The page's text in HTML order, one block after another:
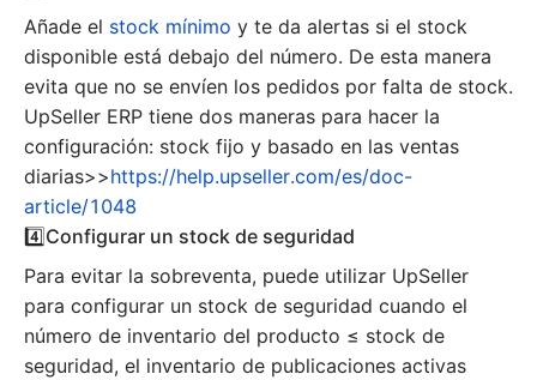
Añade el stock mínimo y te da alertas si el stock
disponible está debajo del número. De esta manera
evita que no se envíen los pedidos por falta de stock.
UpSeller ERP tiene dos maneras para hacer la
configuración: stock fijo y basado en las ventas
diarias>>https://help.upseller.com/es/doc-
article/1048
4️⃣Configurar un stock de seguridad
Para evitar la sobreventa, puede utilizar UpSeller
para configurar un stock de seguridad cuando el
número de inventario del producto ≤ stock de
seguridad, el inventario de publicaciones activas